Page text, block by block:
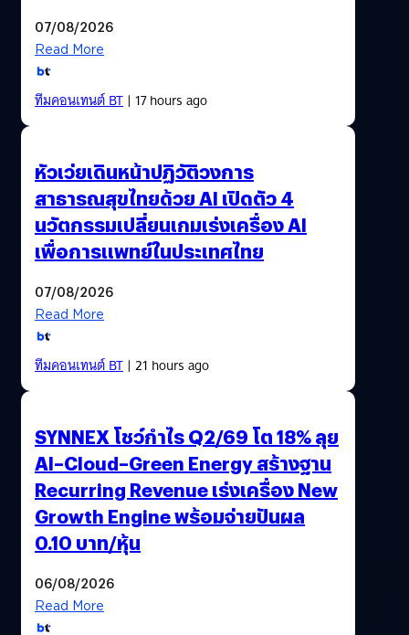
07/08/2026
Read More
ทีมคอนเทนต์ BT| 17 hours ago
หัวเว่ยเดินหน้าปฏิวัติวงการ
สาธารณสุขไทยด้วย AI เปิดตัว 4
นวัตกรรมเปลี่ยนเกมเร่งเครื่อง AI
เพื่อการแพทย์ในประเทศไทย
07/08/2026
Read More
ทีมคอนเทนต์ BT| 21 hours ago
SYNNEX โชว์กำไร Q2/69 โต 18% ลุย
AI–Cloud–Green Energy สร้างฐาน
Recurring Revenue เร่งเครื่อง New
Growth Engine พร้อมจ่ายปันผล
0.10 บาท/หุ้น
06/08/2026
Read More